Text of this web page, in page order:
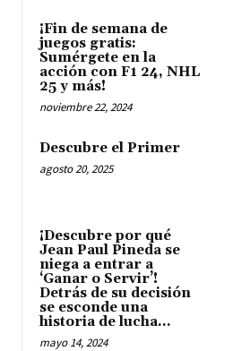
¡Fin de semana de
juegos gratis:
Sumérgete en la
acción con F1 24, NHL
25 y más!
noviembre 22, 2024
Descubre el Primer
agosto 20, 2025
¡Descubre por qué
Jean Paul Pineda se
niega a entrar a
‘Ganar o Servir’!
Detrás de su decisión
se esconde una
historia de lucha...
mayo 14, 2024